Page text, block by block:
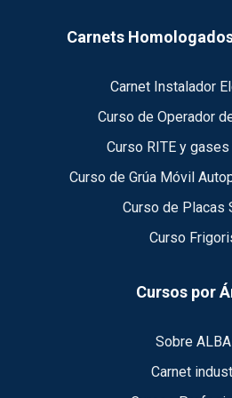
Carnets
Carnet Instalador
Curso de Operador
Curso RITE y
Curso de Grúa Móvil
Curso de Placas
Curso
Cursos por
Sobre
Carnet